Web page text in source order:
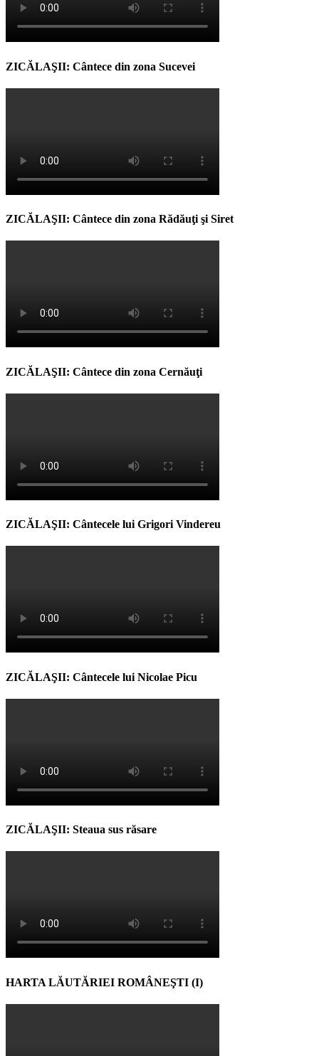
ZICĂLAŞII: Cântece din zona Sucevei
ZICĂLAŞII: Cântece din zona Rădăuţi şi Siret
ZICĂLAŞII: Cântece din zona Cernăuţi
ZICĂLAŞII: Cântecele lui Grigori Vindereu
ZICĂLAŞII: Cântecele lui Nicolae Picu
ZICĂLAŞII: Steaua sus răsare
HARTA LĂUTĂRIEI ROMÂNEŞTI (I)